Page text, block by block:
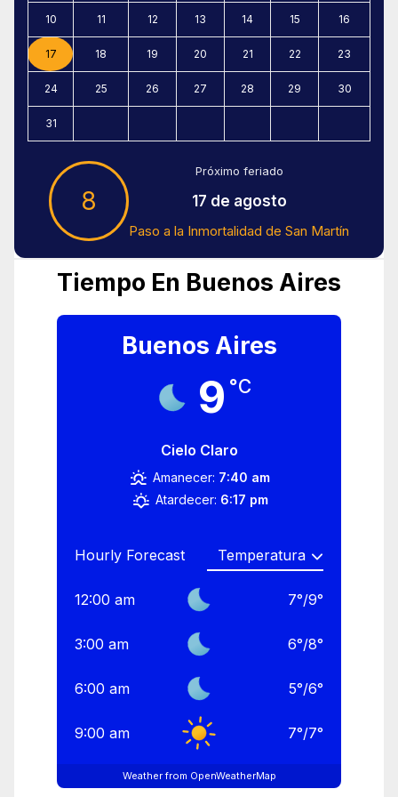
10 11 12 13 14 15 16
17 18 19 20 21 22 23
24 25 26 27 28 29 30
31
8
Próximo feriado
17 de agosto
Paso a la Inmortalidad de San Martín
Tiempo En Buenos Aires
Buenos Aires
9 °C
Cielo Claro
Amanecer: 7:40 am
Atardecer: 6:17 pm
Hourly Forecast
12:00 am 7°/9°
3:00 am 6°/8°
6:00 am 5°/6°
9:00 am 7°/7°
Weather from OpenWeatherMap